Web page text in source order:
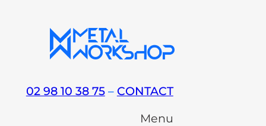
contenu
02 98 10 38 75– CONTACT
Menu